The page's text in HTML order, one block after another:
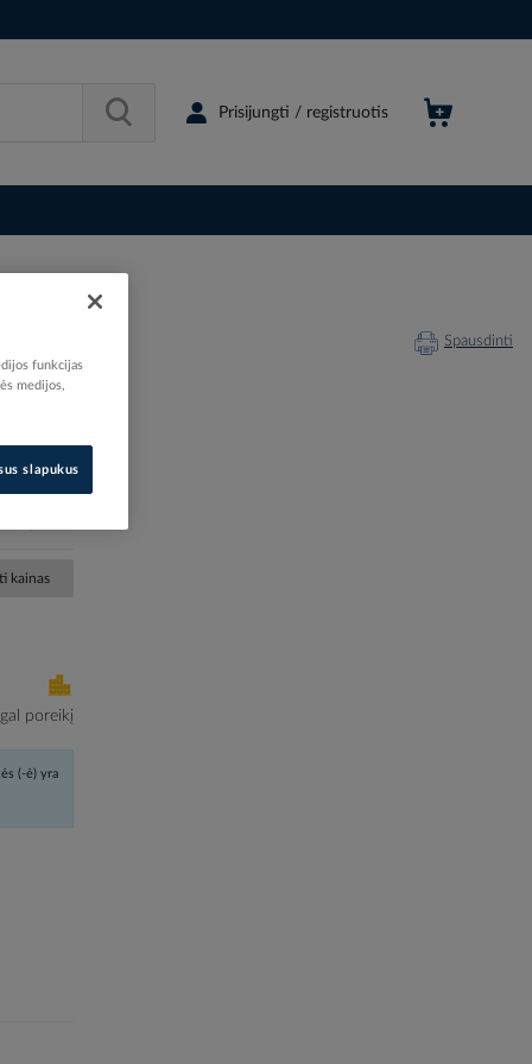
Prisijungti / registruotis
Spausdinti
201208
kainas
poreikį
(-ė) yra
funkcijas
medijos,
slapukus